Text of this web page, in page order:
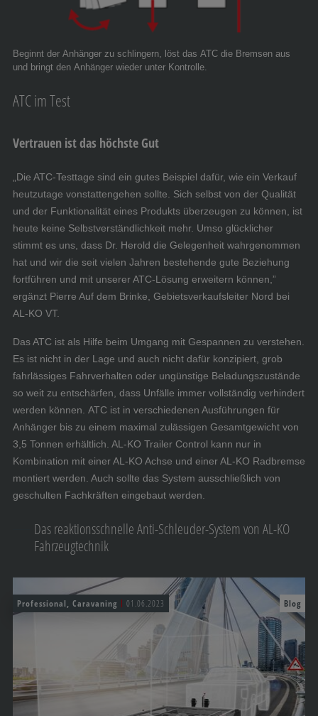
ATC im Test
Vertrauen ist das höchste Gut
„Die ATC-Testtage sind ein gutes Beispiel dafür, wie ein Verkauf
heutzutage vonstattengehen sollte. Sich selbst von der Qualität
und der Funktionalität eines Produkts überzeugen zu können, ist
heute keine Selbstverständlichkeit mehr. Umso glücklicher
stimmt es uns, dass Dr. Herold die Gelegenheit wahrgenommen
hat und wir die seit vielen Jahren bestehende gute Beziehung
fortführen und mit unserer ATC-Lösung erweitern können,”
ergänzt Pierre Auf dem Brinke, Gebietsverkaufsleiter Nord bei
AL-KO VT.
Das ATC ist als Hilfe beim Umgang mit Gespannen zu verstehen.
Es ist nicht in der Lage und auch nicht dafür konzipiert, grob
fahrlässiges Fahrverhalten oder ungünstige Beladungszustände
so weit zu entschärfen, dass Unfälle immer vollständig verhindert
werden können. ATC ist in verschiedenen Ausführungen für
Anhänger bis zu einem maximal zulässigen Gesamtgewicht von
3,5 Tonnen erhältlich. AL-KO Trailer Control kann nur in
Kombination mit einer AL-KO Achse und einer AL-KO Radbremse
montiert werden. Auch sollte das System ausschließlich von
geschulten Fachkräften eingebaut werden.
Beginnt der Anhänger zu schlingern, löst das ATC die Bremsen aus
und bringt den Anhänger wieder unter Kontrolle.
Das reaktionsschnelle Anti-Schleuder-System von AL-KO
Fahrzeugtechnik
Professional, Caravaning 01.06.2023 Blog